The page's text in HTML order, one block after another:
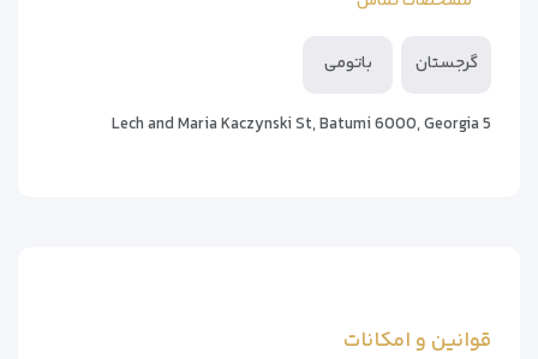
Gonio Beach
Batumi International Airport
۱٫۷کیلومتر
گرجستان باتومی
5 Lech and Maria Kaczynski St, Batumi 6000, Georgia
قوانین و امکانات